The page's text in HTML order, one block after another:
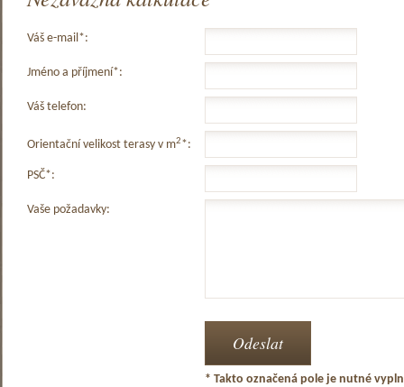
Váš e-mail*:
Jméno a příjmení*:
Váš telefon:
Orientační velikost terasy v m2*:
PSČ*:
Vaše požadavky:
* Takto označená pole je nutné